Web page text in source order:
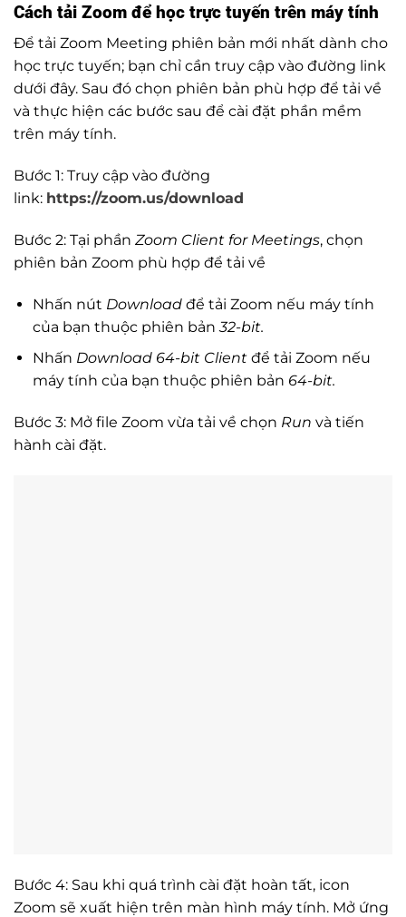
Cách tải Zoom để học trực tuyến trên máy tính
Để tải Zoom Meeting phiên bản mới nhất dành cho
học trực tuyến; bạn chỉ cần truy cập vào đường link
dưới đây. Sau đó chọn phiên bản phù hợp để tải về
và thực hiện các bước sau để cài đặt phần mềm
trên máy tính.
Bước 1: Truy cập vào đường
link: https://zoom.us/download
Bước 2: Tại phần Zoom Client for Meetings, chọn
phiên bản Zoom phù hợp để tải về
Nhấn nút Downloadđể tải Zoom nếu máy tính
của bạn thuộc phiên bản32-bit.
Nhấn Download 64-bit Clientđể tải Zoom nếu
máy tính của bạn thuộc phiên bản 64-bit.
Bước 3: Mở file Zoom vừa tải về chọn Run và tiến
hành cài đặt.
Bước 4: Sau khi quá trình cài đặt hoàn tất, icon
Zoom sẽ xuất hiện trên màn hình máy tính. Mở ứng